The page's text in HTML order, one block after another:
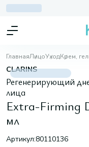
ГлавнаяЛицоУходКрем,
CLARINS
Регенерирующий
лица
Extra-Firming
мл
Артикул:80110136